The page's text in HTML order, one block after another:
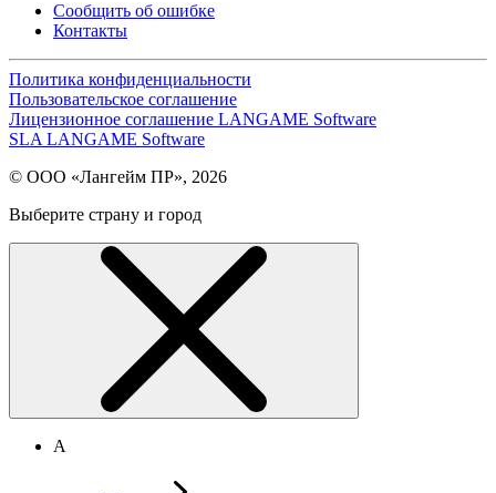
Сообщить об ошибке
Контакты
Политика конфиденциальности
Пользовательское соглашение
Лицензионное соглашение LANGAME Software
SLA LANGAME Software
© ООО «Лангейм ПР», 2026
Выберите страну и город
А